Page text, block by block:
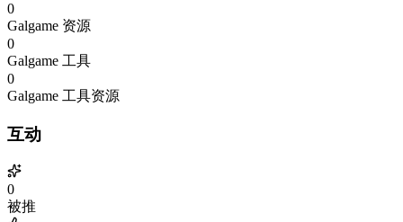
0
Galgame 资源
0
Galgame 工具
0
Galgame 工具资源
互动
0
被推